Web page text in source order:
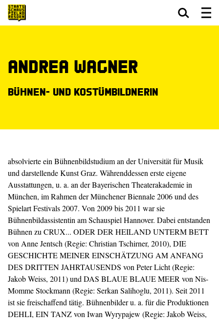
Andrea Wagner
Bühnen- und Kostümbildnerin
absolvierte ein Bühnenbildstudium an der Universität für Musik
und darstellende Kunst Graz. Währenddessen erste eigene
Ausstattungen, u. a. an der Bayerischen Theaterakademie in
München, im Rahmen der Münchener Biennale 2006 und des
Spielart Festivals 2007. Von 2009 bis 2011 war sie
Bühnenbildassistentin am Schauspiel Hannover. Dabei entstanden
Bühnen zu CRUX... ODER DER HEILAND UNTERM BETT
von Anne Jentsch (Regie: Christian Tschirner, 2010), DIE
GESCHICHTE MEINER EINSCHÄTZUNG AM ANFANG
DES DRITTEN JAHRTAUSENDS von Peter Licht (Regie:
Jakob Weiss, 2011) und DAS BLAUE BLAUE MEER von Nis-
Momme Stockmann (Regie: Serkan Salihoglu, 2011). Seit 2011
ist sie freischaffend tätig. Bühnenbilder u. a. für die Produktionen
DEHLI, EIN TANZ von Iwan Wyrypajew (Regie: Jakob Weiss,